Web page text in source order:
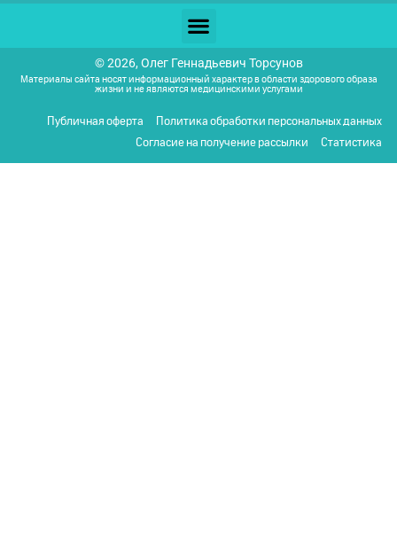
© 2026, Олег Геннадьевич Торсунов
Материалы сайта носят информационный характер в области здорового образа
жизни и не являются медицинскими услугами
Публичная оферта
Политика обработки персональных данных
Согласие на получение рассылки
Статистика